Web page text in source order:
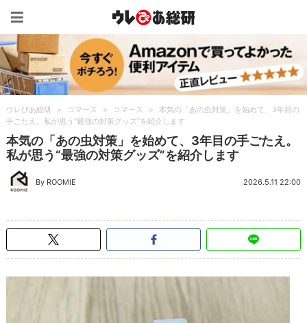
ウレぴあ総研 > コマース > コマース >
本気の「あの虫対策」を始めて、3年目の
手ごたえ。私が思う“最強の対策グッズ”を紹介します
本気の「あの虫対策」を始めて、3年目の手ごたえ。
私が思う“最強の対策グッズ”を紹介します
By ROOMIE 2026.5.11 22:00